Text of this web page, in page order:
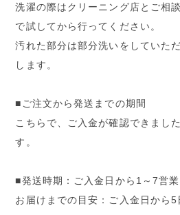
洗濯の際はクリーニング店とご相
で試してから行ってください。
汚れた部分は部分洗いをしていた
します。
■ご注文から発送までの期間
こちらで、ご入金が確認できまし
す。
■発送時期：ご入金日から1～7営業
お届けまでの目安：ご入金日から5